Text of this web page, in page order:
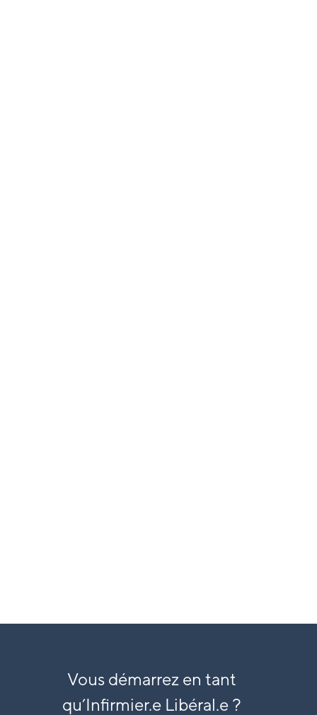
Vous démarrez en tant
qu’Infirmier.e Libéral.e ?